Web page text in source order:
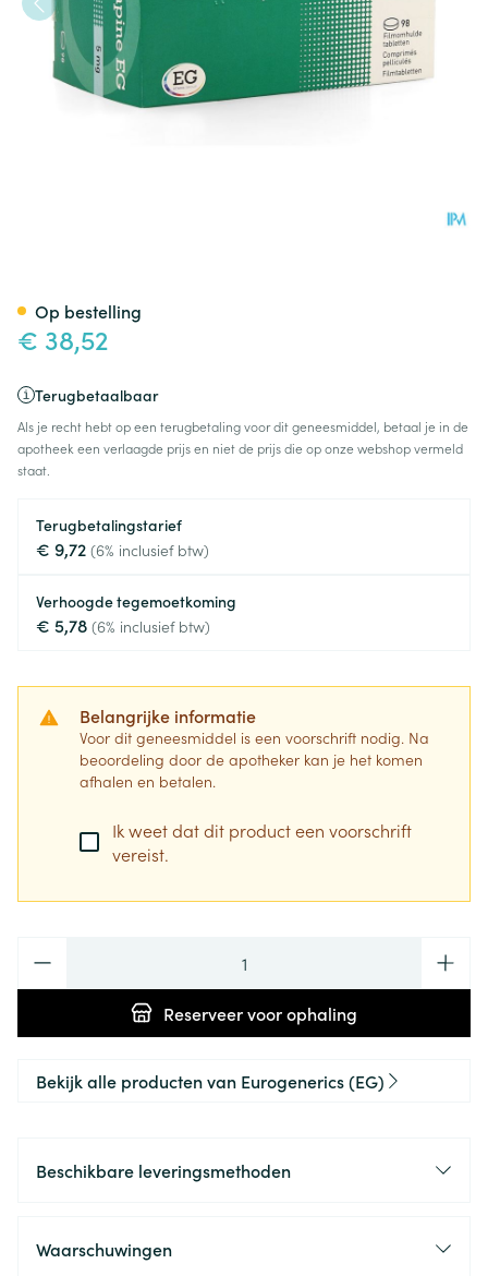
€ 38,52
Terugbetaalbaar
Als je recht hebt op een terugbetaling voor dit geneesmiddel, betaal je in de
apotheek een verlaagde prijs en niet de prijs die op onze webshop vermeld
staat.
Terugbetalingstarief
€ 9,72 (6% inclusief btw)
Verhoogde tegemoetkoming
€ 5,78 (6% inclusief btw)
Belangrijke informatie
Voor dit geneesmiddel is een voorschrift nodig. Na
beoordeling door de apotheker kan je het komen
afhalen en betalen.
Ik weet dat dit product een voorschrift
vereist.
Reserveervoor ophaling
Op bestelling
Bekijk alle producten van Eurogenerics (EG)
Beschikbare leveringsmethoden
Waarschuwingen